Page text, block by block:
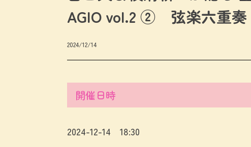
AGIO vol.2 ② 弦楽六重奏
2024/12/14
開催日時
2024-12-14 18:30